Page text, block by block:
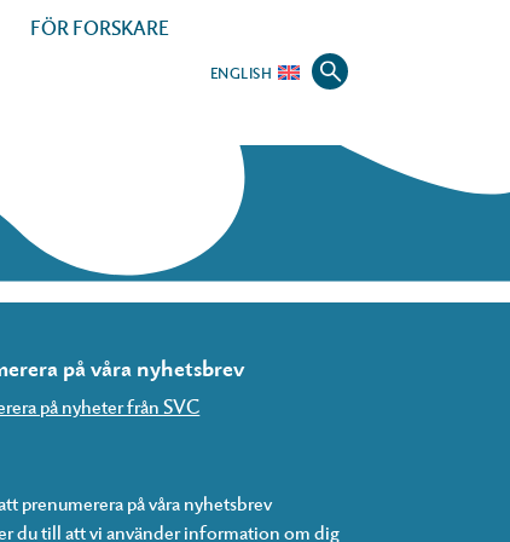
FÖR FORSKARE
ENGLISH
på våra nyhetsbrev
på nyheter från SVC
prenumerera på våra nyhetsbrev
du till att vi använder information om dig